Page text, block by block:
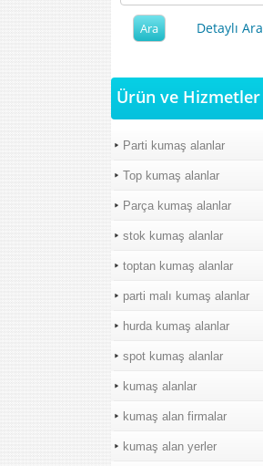
Detaylı Ara
Ürün ve Hizmetler
Parti kumaş alanlar
Top kumaş alanlar
Parça kumaş alanlar
stok kumaş alanlar
toptan kumaş alanlar
parti malı kumaş alanlar
hurda kumaş alanlar
spot kumaş alanlar
kumaş alanlar
kumaş alan firmalar
kumaş alan yerler